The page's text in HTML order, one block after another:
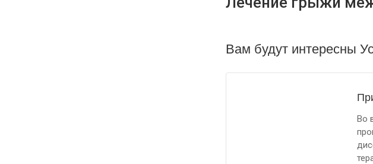
Вам будут интересны
Во